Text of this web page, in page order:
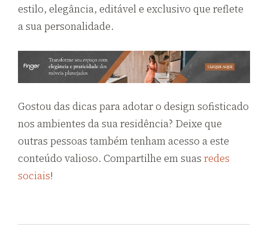
estilo, elegância, editável e exclusivo que reflete
a sua personalidade.
Gostou das dicas para adotar o design sofisticado
nos ambientes da sua residência? Deixe que
outras pessoas também tenham acesso a este
conteúdo valioso. Compartilhe em suas redes
sociais!